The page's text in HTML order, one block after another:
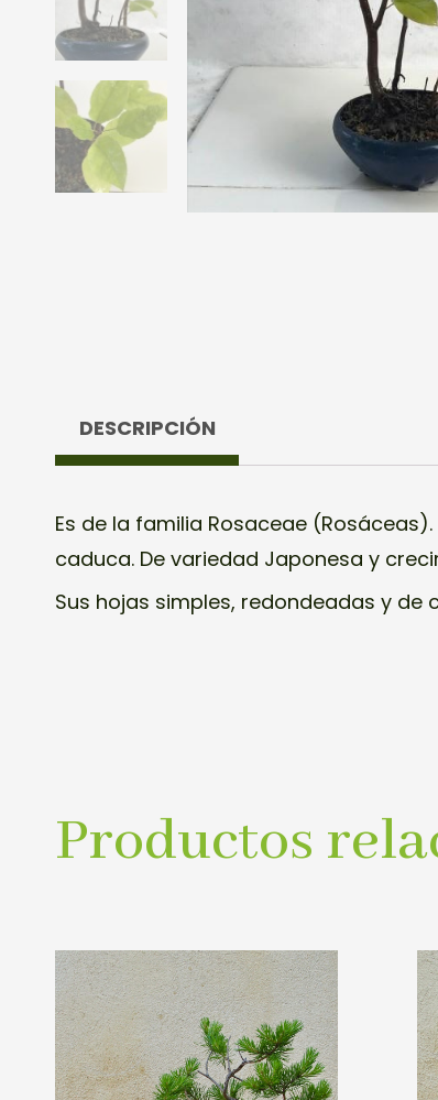
DESCRIPCIÓN
Es de la familia Rosaceae
caduca. De variedad Japonesa y
Sus hojas simples, redondeadas y de
Productos